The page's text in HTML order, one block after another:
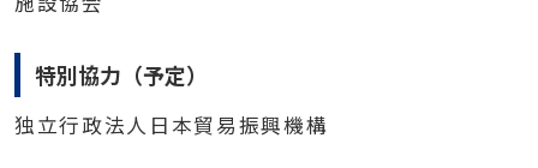
特別協力（予定）
独立行政法人日本貿易振興機構